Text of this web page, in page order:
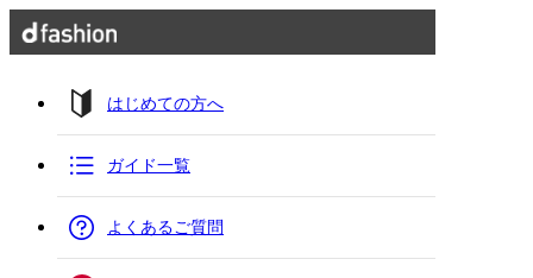
はじめての方へ
ガイド一覧
よくあるご質問